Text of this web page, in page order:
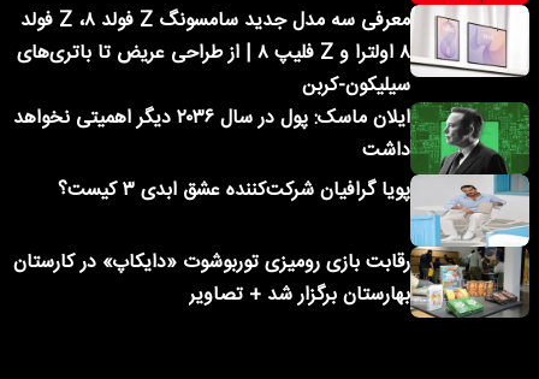
معرفی سه مدل جدید سامسونگ Z فولد ۸، Z فولد
۸ اولترا و Z فلیپ ۸ | از طراحی عریض تا باتری‌های
سیلیکون-کربن
ایلان ماسک: پول در سال ۲۰۳۶ دیگر اهمیتی نخواهد
داشت
پویا گرافیان شرکت‌کننده عشق ابدی ۳ کیست؟
رقابت بازی رومیزی توربوشوت «دایکاپ» در کارستان
بهارستان برگزار شد + تصاویر